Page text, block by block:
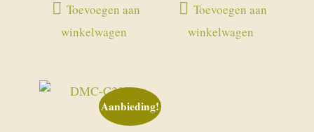
was:
€2,85.
is:
€2,50.
Toevoegen aan
winkelwagen
was:
€2,85.
is:
€2,50.
Toevoegen aan
winkelwagen
Aanbieding!